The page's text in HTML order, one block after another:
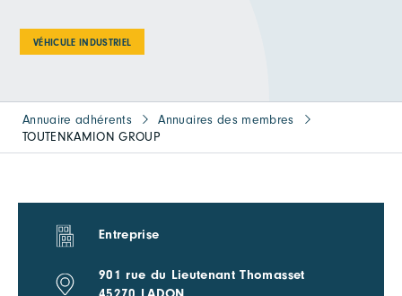
VÉHICULE INDUSTRIEL
Annuaire adhérents
Annuaires des membres
TOUTENKAMION GROUP
Entreprise
901 rue du Lieutenant Thomasset